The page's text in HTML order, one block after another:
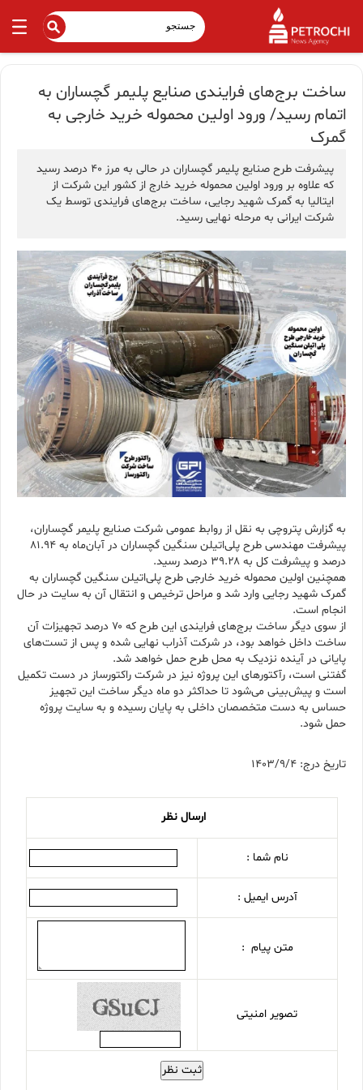
ساخت برج‌های فرایندی صنایع پلیمر گچساران به
اتمام رسید/ ورود اولین محموله خرید خارجی به
گمرک
پیشرفت طرح صنایع پلیمر گچساران در حالی به مرز ۴۰ درصد رسید
که علاوه بر ورود اولین محموله خرید خارج از کشور این شرکت از
ایتالیا به گمرک شهید رجایی، ساخت برج‌های فرایندی توسط یک
شرکت ایرانی به مرحله نهایی رسید.
به گزارش پتروچی به نقل از روابط‌ عمومی شرکت صنایع پلیمر گچساران،
پیشرفت مهندسی طرح پلی‌اتیلن سنگین گچساران در آبان‌ماه به ۸۱.۹۴
درصد و پیشرفت کل به ۳۹.۲۸ درصد رسید.
همچنین اولین محموله خرید خارجی طرح پلی‌اتیلن سنگین گچساران به
گمرک شهید رجایی وارد شد و مراحل ترخیص و انتقال آن به سایت در حال
انجام است.
از سوی دیگر ساخت برج‌های فرایندی این طرح که ۷۰ درصد تجهیزات آن
ساخت داخل خواهد بود، در شرکت آذراب نهایی شده و پس از تست‌های
پایانی در آینده نزدیک به محل طرح حمل خواهد شد.
گفتنی است، رآکتورهای این پروژه نیز در شرکت راکتورساز در دست تکمیل
است و پیش‌بینی می‌شود تا حداکثر دو ماه دیگر ساخت این تجهیز
حساس به دست متخصصان داخلی به پایان رسیده و به سایت پروژه
حمل شود.
تاریخ درج: 1403/9/4
ارسال نظر
نام شما :
آدرس ایمیل :
متن پیام :
تصویر امنیتی
ثبت نظر